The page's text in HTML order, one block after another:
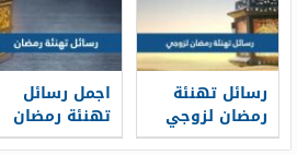
رسائل تهنئة
رمضان لزوجي
2026 اجمل
اجمل رسائل
تهنئة رمضان
2026 عبارات